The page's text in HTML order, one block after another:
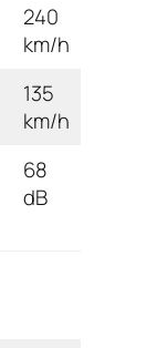
240
km/h
135
km/h
68
dB